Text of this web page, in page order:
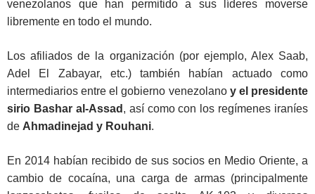
venezolanos que han permitido a sus líderes moverse
libremente en todo el mundo.
Los afiliados de la organización (por ejemplo, Alex Saab,
Adel El Zabayar, etc.) también habían actuado como
intermediarios entre el gobierno venezolano y el presidente
sirio Bashar al-Assad , así como con los regímenes iraníes
de Ahmadinejad y Rouhani.
En 2014 habían recibido de sus socios en Medio Oriente, a
cambio de cocaína, una carga de armas (principalmente